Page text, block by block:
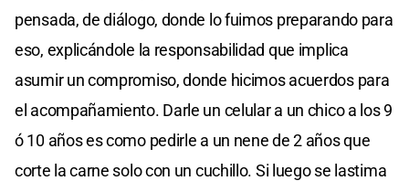
pensada, de diálogo, donde lo fuimos preparando para
eso, explicándole la responsabilidad que implica
asumir un compromiso, donde hicimos acuerdos para
el acompañamiento. Darle un celular a un chico a los 9
ó 10 años es como pedirle a un nene de 2 años que
corte la carne solo con un cuchillo. Si luego se lastima